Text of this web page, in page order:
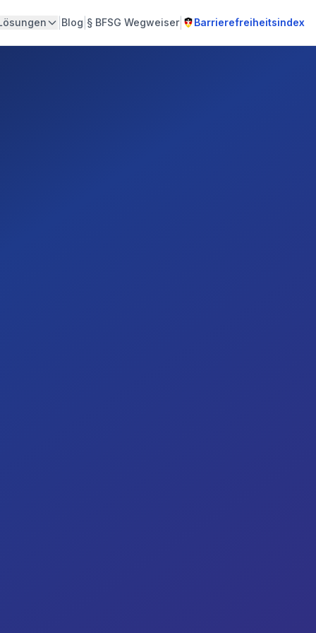
Blog § BFSG Wegweiser| Barrierefreiheitsindex